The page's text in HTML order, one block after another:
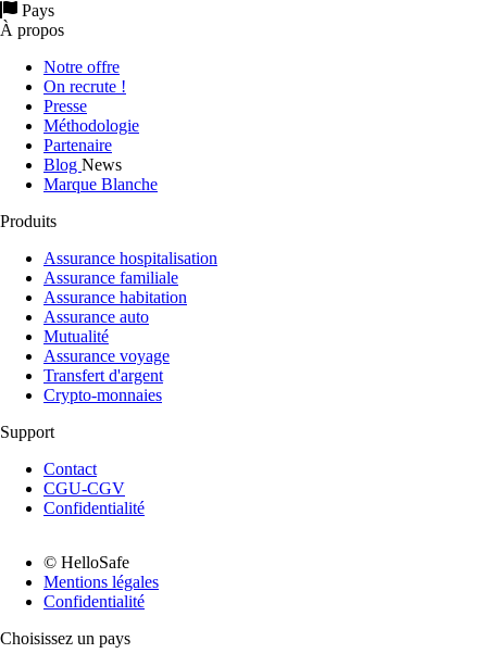
Pays
À propos
Notre offre
On recrute !
Presse
Méthodologie
Partenaire
Blog News
Marque Blanche
Produits
Assurance hospitalisation
Assurance familiale
Assurance habitation
Assurance auto
Mutualité
Assurance voyage
Transfert d'argent
Crypto-monnaies
Support
Contact
CGU-CGV
Confidentialité
© HelloSafe
Mentions légales
Confidentialité
Choisissez un pays